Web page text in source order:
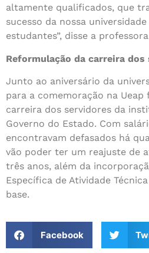
altamente qualificados, que
sucesso da nossa
estudantes”, disse a
Reformulação da carreira dos
Junto ao aniversário da
para a comemoração na
carreira dos servidores da
Governo do Estado. Com
encontravam defasados há
vão poder ter um reajuste de
três anos, além da
Específica de Atividade
base.
Facebook